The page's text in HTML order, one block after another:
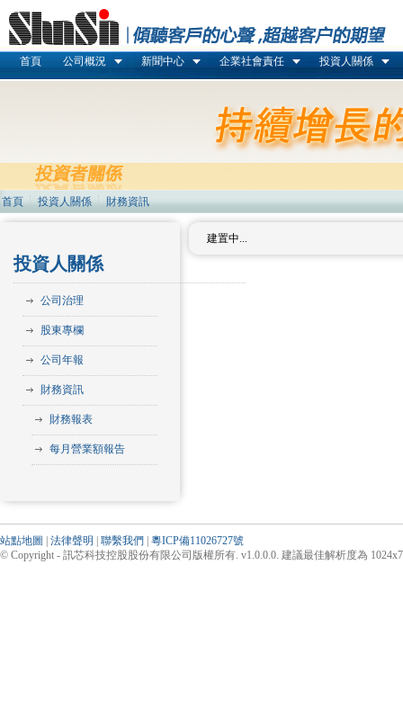
首頁 公司概況 新聞中心 企業社會責任 投資人關係
首頁 投資人關係 財務資訊
投資人關係
公司治理
股東專欄
公司年報
財務資訊
財務報表
每月營業額報告
建置中...
站點地圖 法律聲明 聯繫我們
粵ICP備11026727號
© Copyright - 訊芯科技控股股份有限公司版權所有. v1.0.0.0. 建議最佳解析度為